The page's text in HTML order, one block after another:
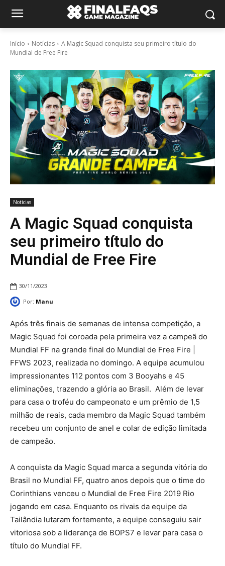
Início Notícias
A Magic Squad conquista seu primeiro título do
Mundial de Free Fire
Notícias
A Magic Squad conquista
seu primeiro título do
Mundial de Free Fire
30/11/2023
Por: Manu
Após três finais de semanas de intensa competição, a
Magic Squad foi coroada pela primeira vez a campeã do
Mundial FF na grande final do Mundial de Free Fire |
FFWS 2023, realizada no domingo. A equipe acumulou
impressionantes 112 pontos com 3 Booyahs e 45
eliminações, trazendo a glória ao Brasil. Além de levar
para casa o troféu do campeonato e um prêmio de 1,5
milhão de reais, cada membro da Magic Squad também
recebeu um conjunto de anel e colar de edição limitada
de campeão.
A conquista da Magic Squad marca a segunda vitória do
Brasil no Mundial FF, quatro anos depois que o time do
Corinthians venceu o Mundial de Free Fire 2019 Rio
jogando em casa. Enquanto os rivais da equipe da
Tailândia lutaram fortemente, a equipe conseguiu sair
vitoriosa sob a liderança de BOPS7 e levar para casa o
título do Mundial FF.